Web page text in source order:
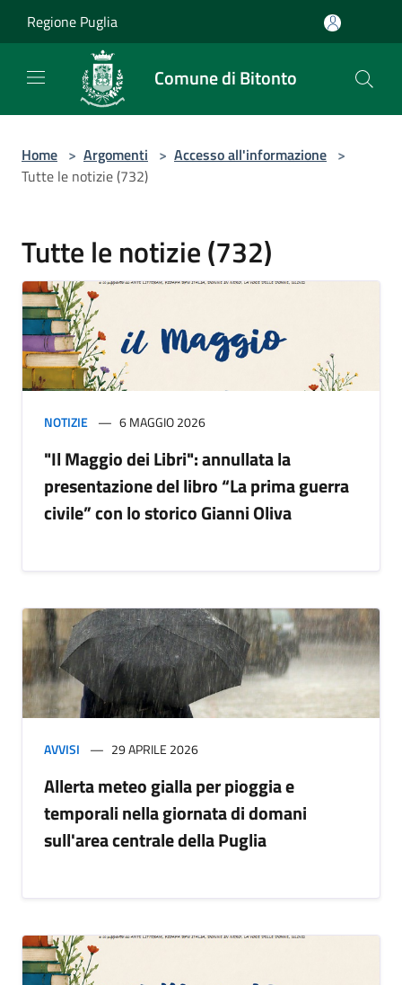
Regione Puglia
Comune di Bitonto
Home > Argomenti > Accesso all'informazione >
Tutte le notizie (732)
Tutte le notizie (732)
NOTIZIE 6 MAGGIO 2026
"Il Maggio dei Libri": annullata la
presentazione del libro “La prima guerra
civile” con lo storico Gianni Oliva
AVVISI 29 APRILE 2026
Allerta meteo gialla per pioggia e
temporali nella giornata di domani
sull'area centrale della Puglia